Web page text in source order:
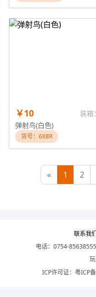
￥10
装箱
弹射鸟(白色)
货号：688R
« 1 2
联系我
电话：0754-
ICP许可证： 粤ICP